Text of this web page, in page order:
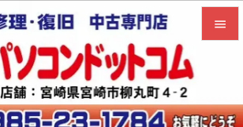

サイド